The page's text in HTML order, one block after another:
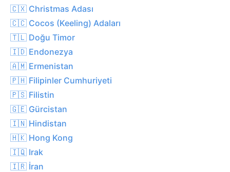
🇨🇽 Christmas Adası
🇨🇨 Cocos (Keeling) Adaları
🇹🇱 Doğu Timor
🇮🇩 Endonezya
🇦🇲 Ermenistan
🇵🇭 Filipinler Cumhuriyeti
🇵🇸 Filistin
🇬🇪 Gürcistan
🇮🇳 Hindistan
🇭🇰 Hong Kong
🇮🇶 Irak
🇮🇷 İran